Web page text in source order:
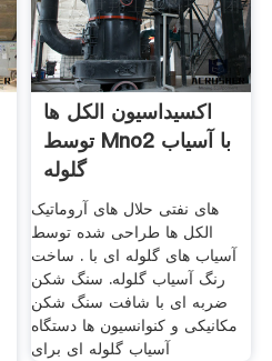
اکسیداسیون الکل ها
توسط Mno2 با آسیاب
گلوله
های نفتی حلال های آروماتیک
الکل ها طراحی شده توسط
آسیاب های گلوله ای با . ساخت
رنگ آسیاب گلوله. سنگ شکن
ضربه ای با شافت سنگ شکن
مکانیکی و کنوانسیون ها دستگاه
آسیاب گلوله ای برای